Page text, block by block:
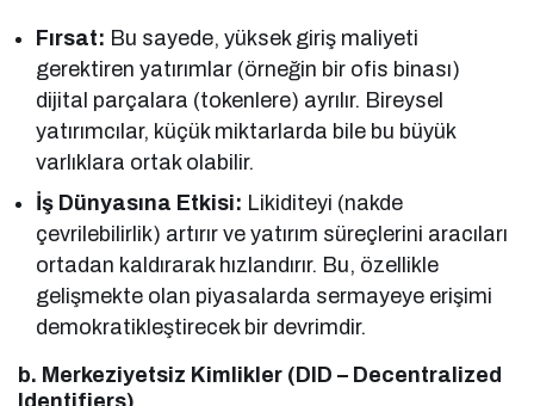
Fırsat: Bu sayede, yüksek giriş maliyeti
gerektiren yatırımlar (örneğin bir ofis binası)
dijital parçalara (tokenlere) ayrılır. Bireysel
yatırımcılar, küçük miktarlarda bile bu büyük
varlıklara ortak olabilir.
İş Dünyasına Etkisi: Likiditeyi (nakde
çevrilebilirlik) artırır ve yatırım süreçlerini aracıları
ortadan kaldırarak hızlandırır. Bu, özellikle
gelişmekte olan piyasalarda sermayeye erişimi
demokratikleştirecek bir devrimdir.
b. Merkeziyetsiz Kimlikler (DID – Decentralized
Identifiers)